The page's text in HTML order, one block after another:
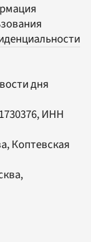
дня
ИНН
Коптевская
,